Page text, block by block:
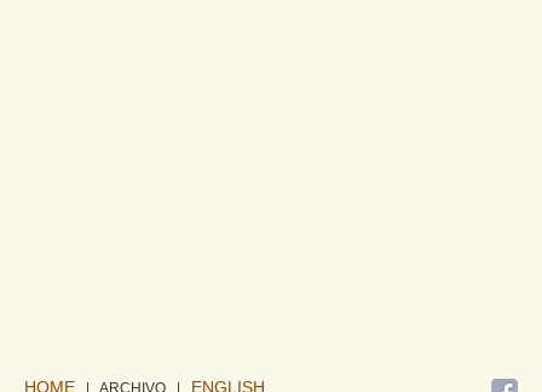
HOME | ARCHIVO ENGLISH